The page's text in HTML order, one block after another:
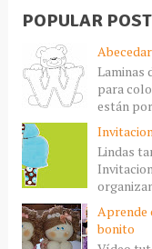
POPULAR
Laminas
para
están
Lindas
Aprende
bonito